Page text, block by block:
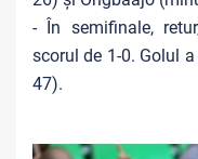
- În semifinale,
scorul de 1-0. Golul
47).